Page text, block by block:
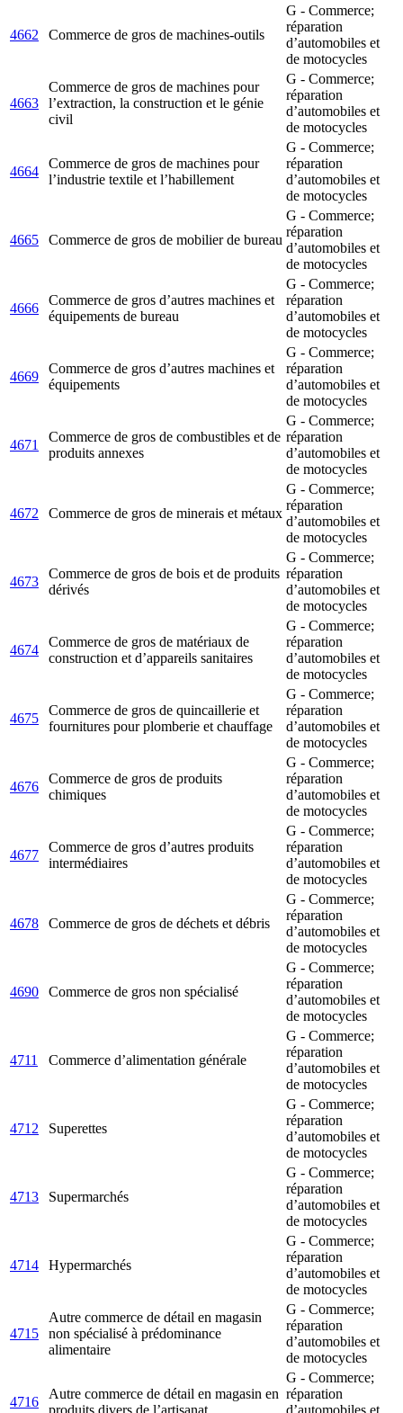
4662 Commerce de gros de machines-outils
G - Commerce;
réparation
d’automobiles et
de motocycles
4663
Commerce de gros de machines pour
l’extraction, la construction et le génie
civil
G - Commerce;
réparation
d’automobiles et
de motocycles
4664
Commerce de gros de machines pour
l’industrie textile et l’habillement
G - Commerce;
réparation
d’automobiles et
de motocycles
4665 Commerce de gros de mobilier de bureau
G - Commerce;
réparation
d’automobiles et
de motocycles
4666
Commerce de gros d’autres machines et
équipements de bureau
G - Commerce;
réparation
d’automobiles et
de motocycles
4669
Commerce de gros d’autres machines et
équipements
G - Commerce;
réparation
d’automobiles et
de motocycles
4671
Commerce de gros de combustibles et de
produits annexes
G - Commerce;
réparation
d’automobiles et
de motocycles
4672 Commerce de gros de minerais et métaux
G - Commerce;
réparation
d’automobiles et
de motocycles
4673
Commerce de gros de bois et de produits
dérivés
G - Commerce;
réparation
d’automobiles et
de motocycles
4674
Commerce de gros de matériaux de
construction et d’appareils sanitaires
G - Commerce;
réparation
d’automobiles et
de motocycles
4675
Commerce de gros de quincaillerie et
fournitures pour plomberie et chauffage
G - Commerce;
réparation
d’automobiles et
de motocycles
4676
Commerce de gros de produits
chimiques
G - Commerce;
réparation
d’automobiles et
de motocycles
4677
Commerce de gros d’autres produits
intermédiaires
G - Commerce;
réparation
d’automobiles et
de motocycles
4678 Commerce de gros de déchets et débris
G - Commerce;
réparation
d’automobiles et
de motocycles
4690 Commerce de gros non spécialisé
G - Commerce;
réparation
d’automobiles et
de motocycles
4711 Commerce d’alimentation générale
G - Commerce;
réparation
d’automobiles et
de motocycles
4712 Superettes
G - Commerce;
réparation
d’automobiles et
de motocycles
4713 Supermarchés
G - Commerce;
réparation
d’automobiles et
de motocycles
4714 Hypermarchés
G - Commerce;
réparation
d’automobiles et
de motocycles
4715
Autre commerce de détail en magasin
non spécialisé à prédominance
alimentaire
G - Commerce;
réparation
d’automobiles et
de motocycles
4716
Autre commerce de détail en magasin en
G - Commerce;
réparation